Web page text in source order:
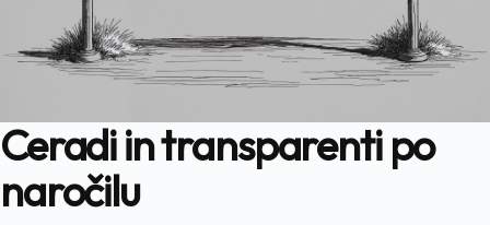
Ceradi in transparenti po
naročilu